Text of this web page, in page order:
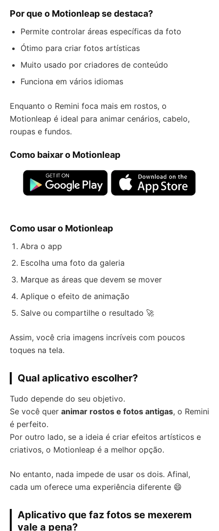
Por que o Motionleap se destaca?
Permite controlar áreas específicas da foto
Ótimo para criar fotos artísticas
Muito usado por criadores de conteúdo
Funciona em vários idiomas
Enquanto o Remini foca mais em rostos, o
Motionleap é ideal para animar cenários, cabelo,
roupas e fundos.
Como baixar o Motionleap
Como usar o Motionleap
Abra o app
Escolha uma foto da galeria
Marque as áreas que devem se mover
Aplique o efeito de animação
Salve ou compartilhe o resultado 🚀
Assim, você cria imagens incríveis com poucos
toques na tela.
Qual aplicativo escolher?
Tudo depende do seu objetivo.
Se você quer animar rostos e fotos antigas, o Remini
é perfeito.
Por outro lado, se a ideia é criar efeitos artísticos e
criativos, o Motionleap é a melhor opção.
No entanto, nada impede de usar os dois. Afinal,
cada um oferece uma experiência diferente 😄
Aplicativo que faz fotos se mexerem
vale a pena?